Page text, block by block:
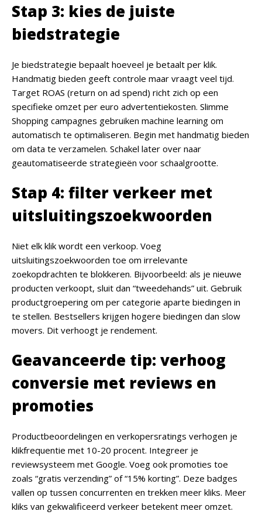
Stap 3: kies de juiste
biedstrategie
Je biedstrategie bepaalt hoeveel je betaalt per klik.
Handmatig bieden geeft controle maar vraagt veel tijd.
Target ROAS (return on ad spend) richt zich op een
specifieke omzet per euro advertentiekosten. Slimme
Shopping campagnes gebruiken machine learning om
automatisch te optimaliseren. Begin met handmatig bieden
om data te verzamelen. Schakel later over naar
geautomatiseerde strategieën voor schaalgrootte.
Stap 4: filter verkeer met
uitsluitingszoekwoorden
Niet elk klik wordt een verkoop. Voeg
uitsluitingszoekwoorden toe om irrelevante
zoekopdrachten te blokkeren. Bijvoorbeeld: als je nieuwe
producten verkoopt, sluit dan “tweedehands” uit. Gebruik
productgroepering om per categorie aparte biedingen in
te stellen. Bestsellers krijgen hogere biedingen dan slow
movers. Dit verhoogt je rendement.
Geavanceerde tip: verhoog
conversie met reviews en
promoties
Productbeoordelingen en verkopersratings verhogen je
klikfrequentie met 10-20 procent. Integreer je
reviewsysteem met Google. Voeg ook promoties toe
zoals “gratis verzending” of “15% korting”. Deze badges
vallen op tussen concurrenten en trekken meer kliks. Meer
kliks van gekwalificeerd verkeer betekent meer omzet.